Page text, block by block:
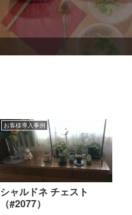
お客様導入事例
シャルドネ チェスト
（#2077）